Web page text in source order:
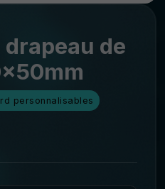
de
personnalisables